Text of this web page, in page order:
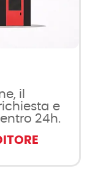
il
e
24h.